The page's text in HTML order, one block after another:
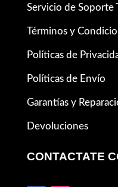
Servicio de Soporte
Términos y
Políticas de
Políticas de Envío
Garantías y
Devoluciones
CONTACTATE